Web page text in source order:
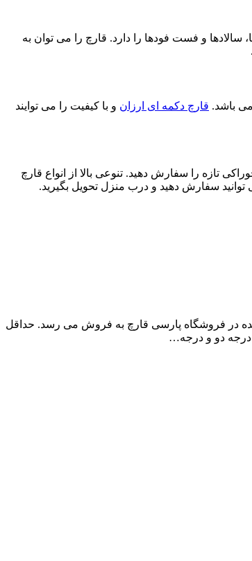
و فست فودها را دارد. قارچ را می توان به
می باشد. قارچ دکمه ای ارزان و با کیفیت را می توایند
تازه را سفارش دهید. تنوعی بالا از انواع قارچ
سفارش دهید و درب منزل تحویل بگیرید.
در فروشگاه پارسی قارچ به فروش می رسد. حداقل
درجه دو و درجه…